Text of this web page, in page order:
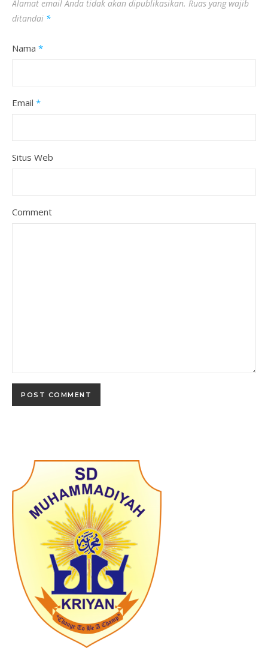
Alamat email Anda tidak akan dipublikasikan. Ruas yang wajib
ditandai *
Nama *
Email *
Situs Web
Comment